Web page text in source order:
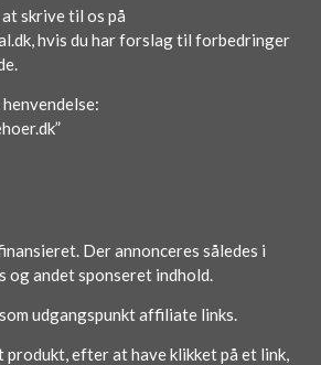
skrive til os på
hvis du har forslag til forbedringer
Der annonceres således i
og andet sponseret indhold.
udgangspunkt affiliate links.
produkt, efter at have klikket på et link,